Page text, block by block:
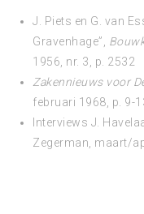
J. Piets en G. van
Gravenhage”,
1956, nr. 3, p. 2532
Zakennieuws voor
februari 1968, p. 9-
Interviews J.
Zegerman, maart/